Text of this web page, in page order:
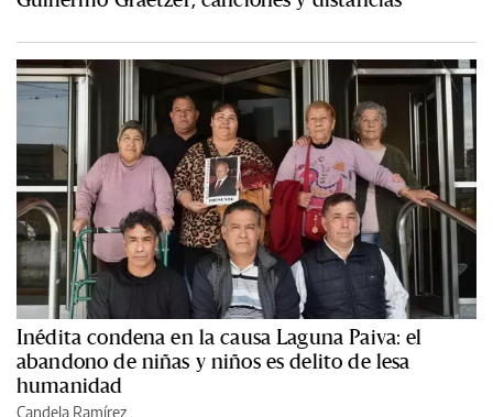
Inédita condena en la causa Laguna Paiva: el
abandono de niñas y niños es delito de lesa
humanidad
Candela Ramírez